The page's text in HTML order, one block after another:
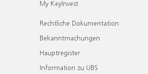
My KeyInvest
Rechtliche Dokumentation
Bekanntmachungen
Hauptregister
Information zu UBS